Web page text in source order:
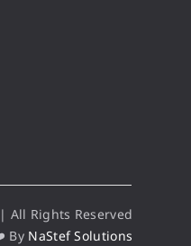
All Rights Reserved
By NaStef Solutions